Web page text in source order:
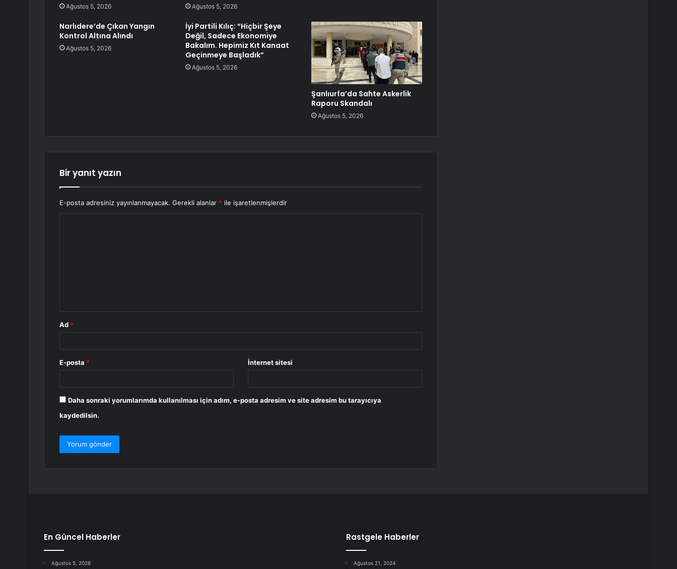
Ağustos 5, 2026 Ağustos 5, 2026
Narlıdere’de Çıkan Yangın
Kontrol Altına Alındı
Ağustos 5, 2026
İyi Partili Kılıç: “Hiçbir Şeye
Değil, Sadece Ekonomiye
Bakalım. Hepimiz Kıt Kanaat
Geçinmeye Başladık”
Ağustos 5, 2026
Şanlıurfa’da Sahte Askerlik
Raporu Skandalı
Ağustos 5, 2026
Bir yanıt yazın
E-posta adresiniz yayınlanmayacak. Gerekli alanlar * ile işaretlenmişlerdir
Ad *
E-posta * İnternet sitesi
Daha sonraki yorumlarımda kullanılması için adım, e-posta adresim ve site adresim bu tarayıcıya
kaydedilsin.
En Güncel Haberler
Ağustos 5, 2026
Rastgele Haberler
Ağustos 21, 2024